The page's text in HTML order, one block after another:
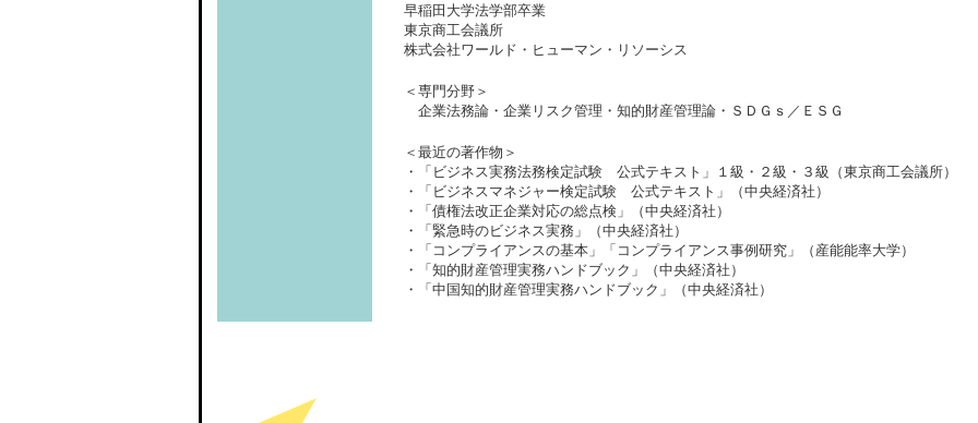
早稲田大学法学部卒業
東京商工会議所
株式会社ワールド・ヒューマン・リソーシス
＜専門分野＞
企業法務論・企業リスク管理・知的財産管理論・ＳＤＧｓ／ＥＳＧ
＜最近の著作物＞
・「ビジネス実務法務検定試験 公式テキスト」１級・２級・３級（東京商工会議所）
・「ビジネスマネジャー検定試験 公式テキスト」（中央経済社）
・「債権法改正企業対応の総点検」（中央経済社）
・「緊急時のビジネス実務」（中央経済社）
・「コンプライアンスの基本」「コンプライアンス事例研究」（産能能率大学）
・「知的財産管理実務ハンドブック」（中央経済社）
・「中国知的財産管理実務ハンドブック」（中央経済社）